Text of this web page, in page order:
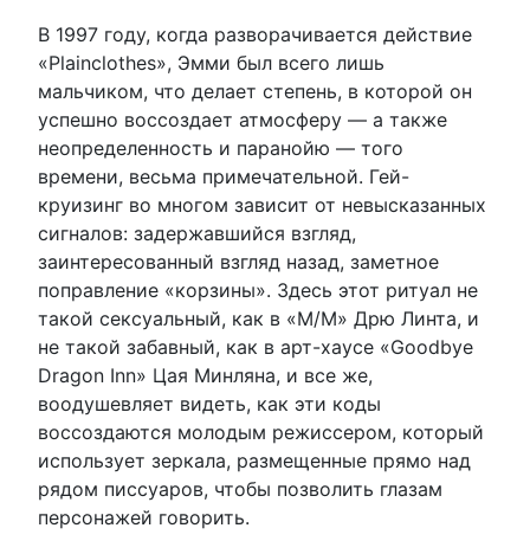
В 1997 году, когда разворачивается действие
«Plainclothes», Эмми был всего лишь
мальчиком, что делает степень, в которой он
успешно воссоздает атмосферу — а также
неопределенность и паранойю — того
времени, весьма примечательной. Гей-
круизинг во многом зависит от невысказанных
сигналов: задержавшийся взгляд,
заинтересованный взгляд назад, заметное
поправление «корзины». Здесь этот ритуал не
такой сексуальный, как в «M/M» Дрю Линта, и
не такой забавный, как в арт-хаусе «Goodbye
Dragon Inn» Цая Минляна, и все же,
воодушевляет видеть, как эти коды
воссоздаются молодым режиссером, который
использует зеркала, размещенные прямо над
рядом писсуаров, чтобы позволить глазам
персонажей говорить.